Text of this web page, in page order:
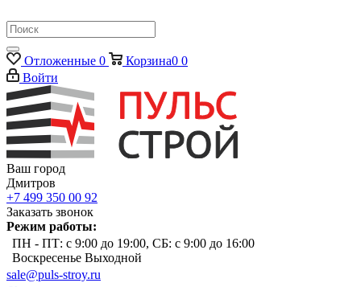
Отложенные 0 Корзина0 0
Войти
Ваш город
Дмитров
+7 499 350 00 92
Заказать звонок
Режим работы:
ПН - ПТ: с 9:00 до 19:00, СБ: с 9:00 до 16:00
Воскресенье Выходной
sale@puls-stroy.ru